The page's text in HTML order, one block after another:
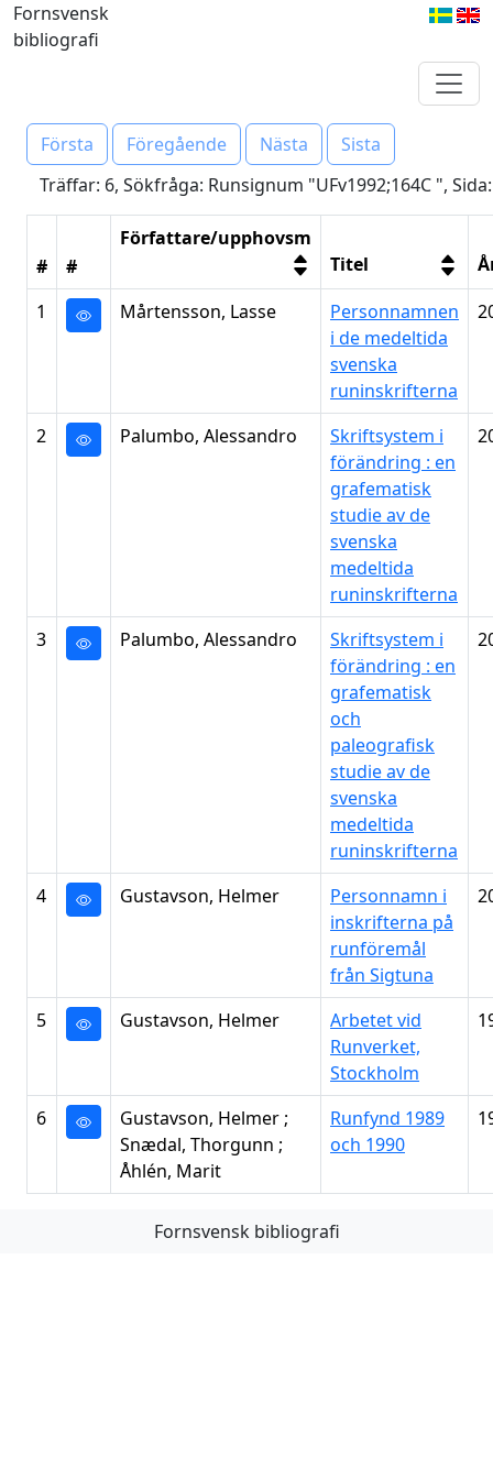
Fornsvensk
bibliografi
Första Föregående Nästa
Sista
Träffar: 6, Sökfråga: Runsignum "UFv1992;164C ",
# #
Författare/upphovsm
Titel
1
Mårtensson, Lasse
Personnamnen
i de medeltida
svenska
runinskrifterna
2 Palumbo, Alessandro
Skriftsystem i
förändring : en
grafematisk
studie av de
svenska
medeltida
runinskrifterna
3 Palumbo, Alessandro
Skriftsystem i
förändring : en
grafematisk
och
paleografisk
studie av de
svenska
medeltida
runinskrifterna
4 Gustavson, Helmer
Personnamn i
inskrifterna på
runföremål
från Sigtuna
5 Gustavson, Helmer
Arbetet vid
Runverket,
Stockholm
6
Gustavson, Helmer ;
Snædal, Thorgunn ;
Åhlén, Marit
Runfynd 1989
och 1990
Föregående Nästa
Fornsvensk bibliografi